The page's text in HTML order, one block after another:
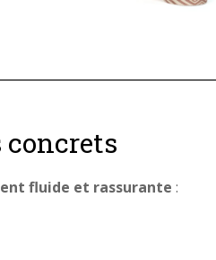
concrets
fluide et rassurante :